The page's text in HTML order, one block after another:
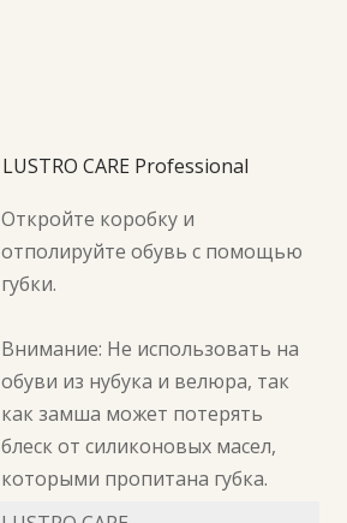
LUSTRO CARE Professional
Откройте коробку и
отполируйте обувь с помощью
губки.
Внимание: Не использовать на
обуви из нубука и велюра, так
как замша может потерять
блеск от силиконовых масел,
которыми пропитана губка.